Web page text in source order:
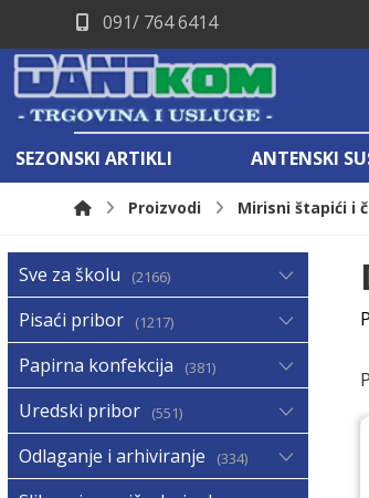
091/ 764 6414
SEZONSKI ARTIKLI ANTENSKI
Proizvodi Mirisni štapići i
Sve za školu 2166
Pisaći pribor 1217
Papirna konfekcija 381
Uredski pribor 551
Odlaganje i arhiviranje 334